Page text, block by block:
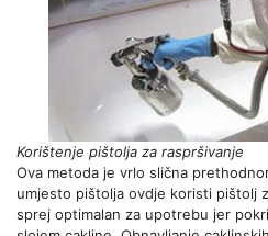
Korištenje pištolja za raspršivanje
Ova metoda je vrlo slična
umjesto pištolja ovdje koristi pištolj
sprej optimalan za upotrebu jer